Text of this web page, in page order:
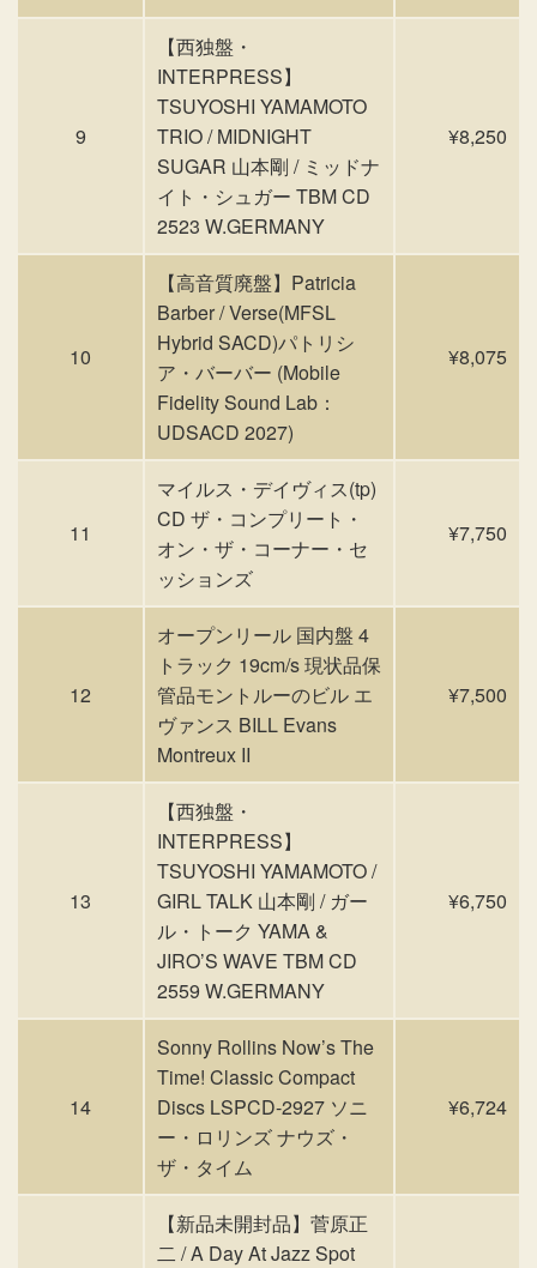
9
【西独盤・
INTERPRESS】
TSUYOSHI YAMAMOTO
TRIO / MIDNIGHT
SUGAR 山本剛 / ミッドナ
イト・シュガー TBM CD
2523 W.GERMANY
¥8,250
10
【高音質廃盤】Patricia
Barber / Verse(MFSL
Hybrid SACD)パトリシ
ア・バーバー (Mobile
Fidelity Sound Lab：
UDSACD 2027)
¥8,075
11
マイルス・デイヴィス(tp)
CD ザ・コンプリート・
オン・ザ・コーナー・セ
ッションズ
¥7,750
12
オープンリール 国内盤 4
トラック 19cm/s 現状品保
管品モントルーのビル エ
ヴァンス BILL Evans
Montreux II
¥7,500
13
【西独盤・
INTERPRESS】
TSUYOSHI YAMAMOTO /
GIRL TALK 山本剛 / ガー
ル・トーク YAMA &
JIRO’S WAVE TBM CD
2559 W.GERMANY
¥6,750
14
Sonny Rollins Now’s The
Time! Classic Compact
Discs LSPCD-2927 ソニ
ー・ロリンズ ナウズ・
ザ・タイム
¥6,724
【新品未開封品】菅原正
二 / A Day At Jazz Spot